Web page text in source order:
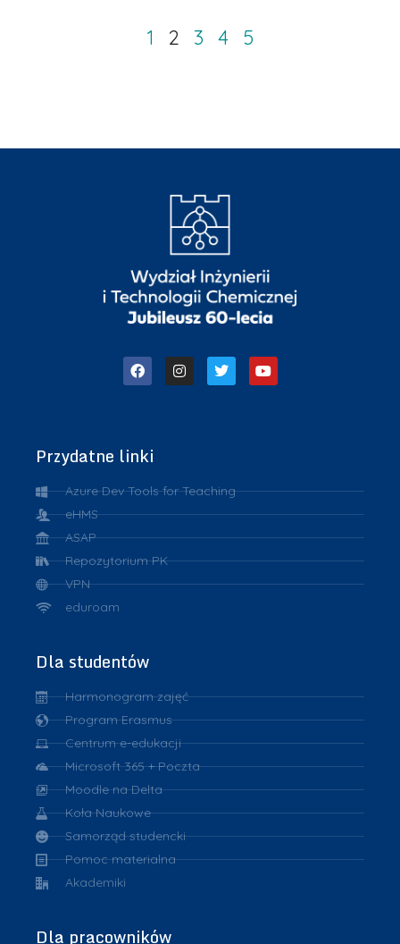
1 2 3 4 5
Przydatne linki
Azure Dev Tools for Teaching
eHMS
ASAP
Repozytorium PK
VPN
eduroam
Dla studentów
Harmonogram zajęć
Program Erasmus
Centrum e-edukacji
Microsoft 365 + Poczta
Moodle na Delta
Koła Naukowe
Samorząd studencki
Pomoc materialna
Akademiki
Dla pracowników